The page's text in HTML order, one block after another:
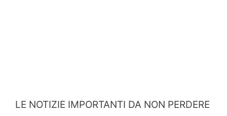
LE NOTIZIE IMPORTANTI DA NON PERDERE